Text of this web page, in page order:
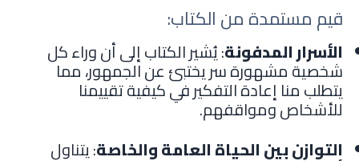
قيم مستمدة من الكتاب:
الأسرار المدفونة: يُشير الكتاب إلى أن وراء كل
شخصية مشهورة سر يختبئ عن الجمهور، مما
يتطلب منا إعادة التفكير في كيفية تقييمنا
للأشخاص ومواقفهم.
التوازن بين الحياة العامة والخاصة: يتناول